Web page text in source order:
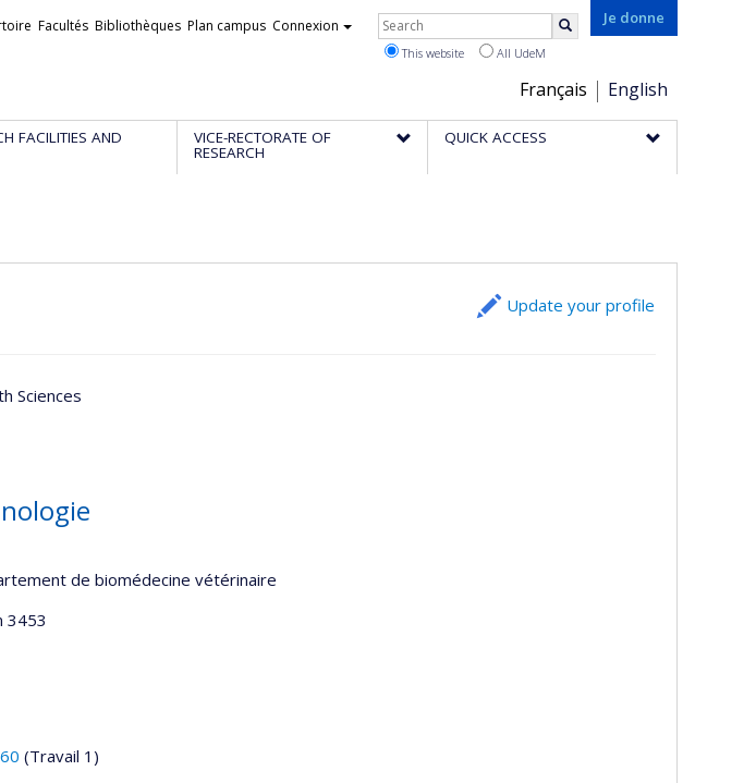
Je donne
Choix
de
la
Français English
Facultés Bibliothèques Plan campus Connexion Rechercher
This website All UdeM
FACILITIES AND VICE-RECTORATE OF
RESEARCH
QUICK ACCESS
Update your profile
Sciences
de biomédecine vétérinaire
3453
(Travail 1)